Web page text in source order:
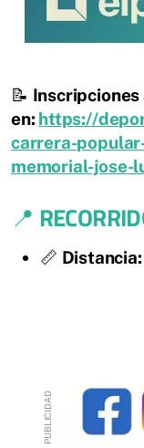
📝
en: https://
carrera-
memorial-jose-
📍
📏 Distancia: